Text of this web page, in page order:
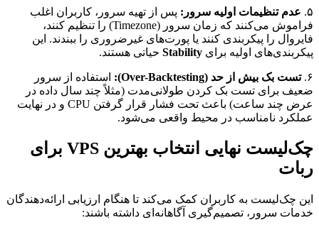
۵. عدم تنظیمات اولیه سرور: پس از تهیه سرور، کاربران اغلب
فراموش می‌کنند که زمان سرور (Timezone) را تنظیم کنند،
فایروال را پیکربندی کنند یا پورت‌های غیرضروری را ببندند. این
پیکربندی‌های اولیه برای Stability حیاتی هستند.
۶. تست بک بیش از حد (Over-Backtesting):
استفاده از سرور
ضعیف برای تست بک کردن طولانی‌مدت (مثلاً چند سال داده در
عرض چند ساعت) باعث تحت فشار قرار گرفتن CPU و در نهایت
عملکرد نامناسب در محیط واقعی می‌شود.
چک‌لیست نهایی انتخاب بهترین VPS برای
ربات
این چک‌لیست به کاربران کمک می‌کند تا هنگام ارزیابی ارائه‌دهندگان
خدمات سرور، تصمیم‌گیری آگاهانه‌ای داشته باشند: